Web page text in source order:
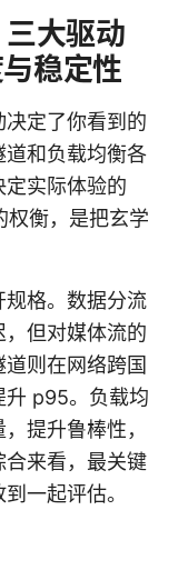
大驱动
稳定性
定了你看到的
和负载均衡各
定实际体验的
权衡，是把玄学
格。数据分流
但对媒体流的
则在网络跨国
升 p95。负载均
提升鲁棒性，
来看，最关键
一起评估。